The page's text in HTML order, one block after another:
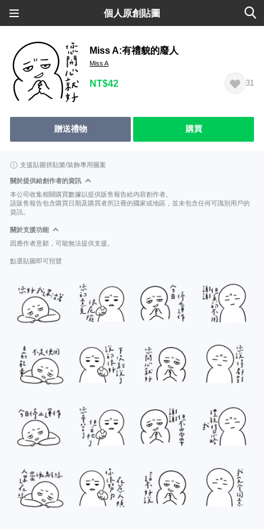
個人原創貼圖
Miss A:有禮貌的廢人
Miss A
NT$42 31
贈送禮物 購買
支援貼圖拼貼樂/裝飾專用圖案
關於提供給創作者的資訊
本公司收集相關購買數據以提供販售報告給內容創作者。
該販售報告包含購買日期及購買者所註冊的國家或地區，並未包含任何可識別用戶的
資訊。
關於支援功能
因應作者意願，可能無法提供支援。
點選貼圖即可預覽